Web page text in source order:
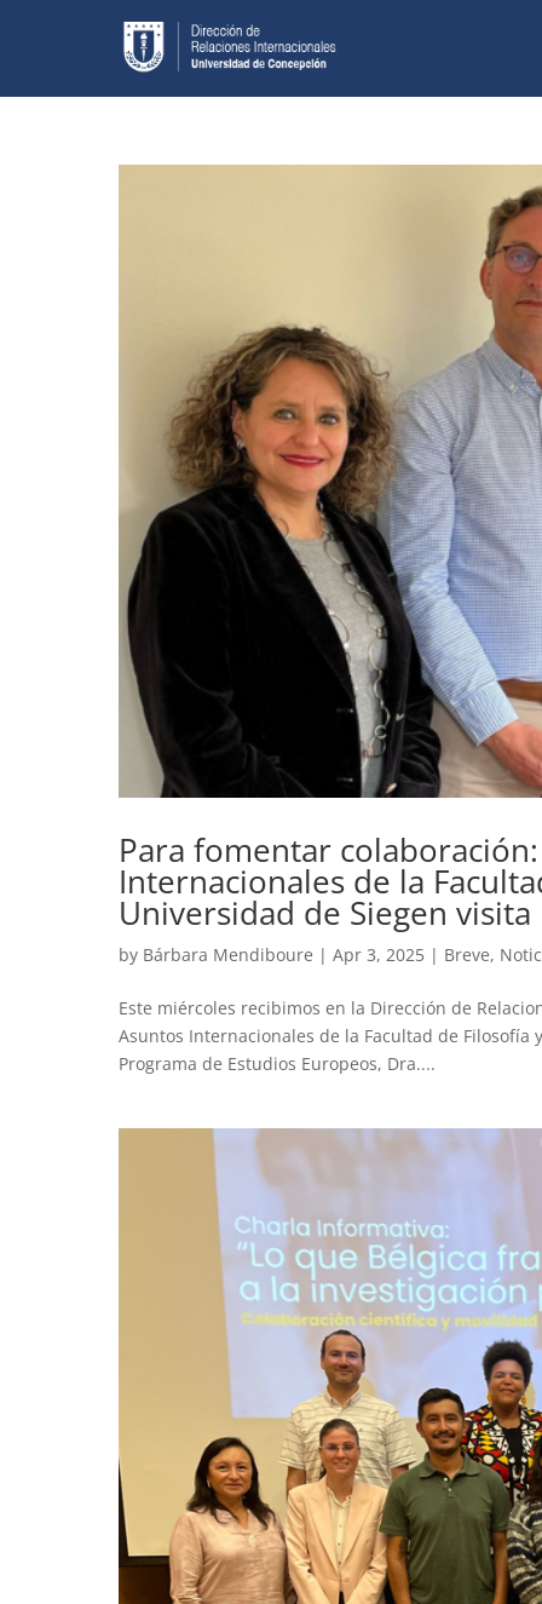
Para fomentar
Internacionales de la
Universidad de Siegen visita
by Bárbara Mendiboure | Apr 3, 2025 | Breve,
Este miércoles recibimos en la Dirección de
Asuntos Internacionales de la Facultad de
Programa de Estudios Europeos, Dra....